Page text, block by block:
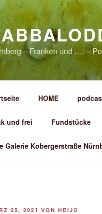
– Franken und …. –
HOME
und frei Fundstücke
Galerie Kobergerstraße
25, 2021 VON HEIJO